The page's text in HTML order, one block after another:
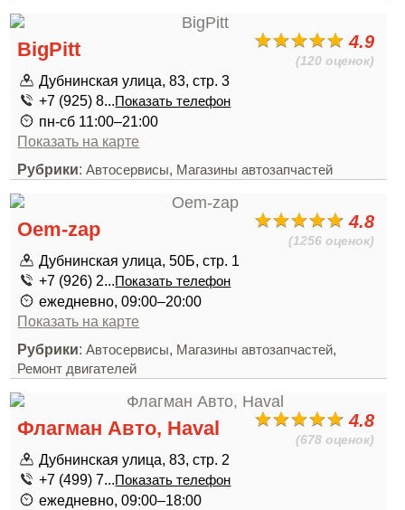
4.9
(120 оценок)
BigPitt
Дубнинская улица, 83, стр. 3
+7 (925) 8...Показать телефон
пн-сб 11:00–21:00
Показать на карте
Рубрики:Автосервисы, Магазины автозапчастей
4.8
(1256 оценок)
Oem-zap
Дубнинская улица, 50Б, стр. 1
+7 (926) 2...Показать телефон
ежедневно, 09:00–20:00
Показать на карте
Рубрики:Автосервисы, Магазины автозапчастей,
Ремонт двигателей
4.8
(678 оценок)
Флагман Авто, Haval
Дубнинская улица, 83, стр. 2
+7 (499) 7...Показать телефон
ежедневно, 09:00–18:00